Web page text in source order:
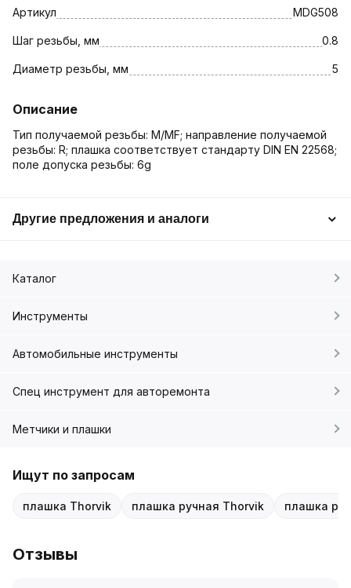
Артикул MDG508
Шаг резьбы, мм 0.8
Диаметр резьбы, мм 5
Описание
Тип получаемой резьбы: M/MF; направление получаемой
резьбы: R; плашка соответствует стандарту DIN EN 22568;
поле допуска резьбы: 6g
Другие предложения и аналоги
Каталог
Инструменты
Автомобильные инструменты
Спец инструмент для авторемонта
Метчики и плашки
Ищут по запросам
плашка Thorvik плашка ручная Thorvik плашка
Отзывы